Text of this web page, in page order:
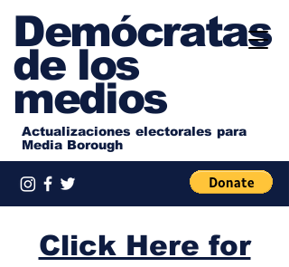
Demócratas
de los
medios
Actualizaciones electorales para
Media Borough
Click Here for